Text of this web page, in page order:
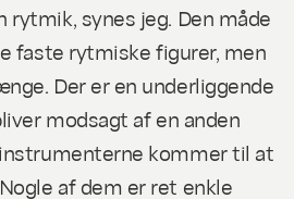
rytmik, synes jeg. Den måde
faste rytmiske figurer, men
Der er en underliggende
modsagt af en anden
kommer til at
af dem er ret enkle